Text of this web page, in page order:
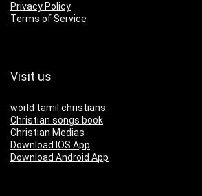
Privacy Policy
Terms of Service
Visit us
world tamil christians
Christian songs book
Christian Medias
Download IOS App
Download Android App